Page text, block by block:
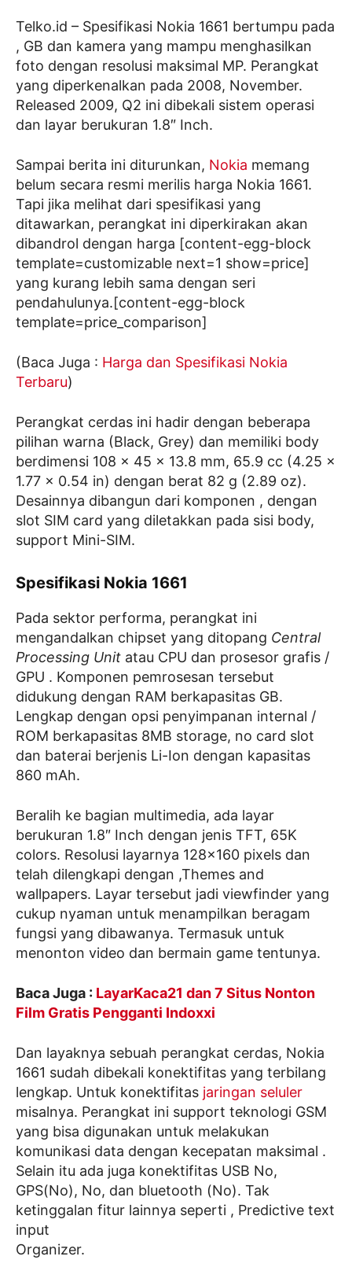
Telko.id – Spesifikasi Nokia 1661 bertumpu pada
, GB dan kamera yang mampu menghasilkan
foto dengan resolusi maksimal MP. Perangkat
yang diperkenalkan pada 2008, November.
Released 2009, Q2 ini dibekali sistem operasi
dan layar berukuran 1.8″ Inch.
Sampai berita ini diturunkan, Nokia memang
belum secara resmi merilis harga Nokia 1661.
Tapi jika melihat dari spesifikasi yang
ditawarkan, perangkat ini diperkirakan akan
dibandrol dengan harga [content-egg-block
template=customizable next=1 show=price]
yang kurang lebih sama dengan seri
pendahulunya.[content-egg-block
template=price_comparison]
(Baca Juga : Harga dan Spesifikasi Nokia
Terbaru)
Perangkat cerdas ini hadir dengan beberapa
pilihan warna (Black, Grey) dan memiliki body
berdimensi 108 x 45 x 13.8 mm, 65.9 cc (4.25 x
1.77 x 0.54 in) dengan berat 82 g (2.89 oz).
Desainnya dibangun dari komponen , dengan
slot SIM card yang diletakkan pada sisi body,
support Mini-SIM.
Spesifikasi Nokia 1661
Pada sektor performa, perangkat ini
mengandalkan chipset yang ditopang Central
Processing Unit atau CPU dan prosesor grafis /
GPU . Komponen pemrosesan tersebut
didukung dengan RAM berkapasitas GB.
Lengkap dengan opsi penyimpanan internal /
ROM berkapasitas 8MB storage, no card slot
dan baterai berjenis Li-Ion dengan kapasitas
860 mAh.
Beralih ke bagian multimedia, ada layar
berukuran 1.8″ Inch dengan jenis TFT, 65K
colors. Resolusi layarnya 128×160 pixels dan
telah dilengkapi dengan ,Themes and
wallpapers. Layar tersebut jadi viewfinder yang
cukup nyaman untuk menampilkan beragam
fungsi yang dibawanya. Termasuk untuk
menonton video dan bermain game tentunya.
Baca Juga : LayarKaca21 dan 7 Situs Nonton
Film Gratis Pengganti Indoxxi
Dan layaknya sebuah perangkat cerdas, Nokia
1661 sudah dibekali konektifitas yang terbilang
lengkap. Untuk konektifitas jaringan seluler
misalnya. Perangkat ini support teknologi GSM
yang bisa digunakan untuk melakukan
komunikasi data dengan kecepatan maksimal .
Selain itu ada juga konektifitas USB No,
GPS(No), No, dan bluetooth (No). Tak
ketinggalan fitur lainnya seperti , Predictive text
input
Organizer.